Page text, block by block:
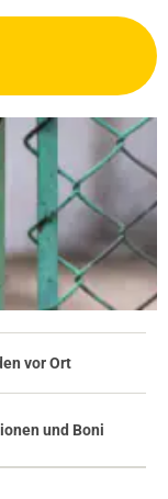
vor Ort
und Boni